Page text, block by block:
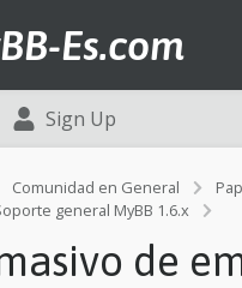
Es.com
Sign Up
Comunidad en General
general MyBB 1.6.x
v
de